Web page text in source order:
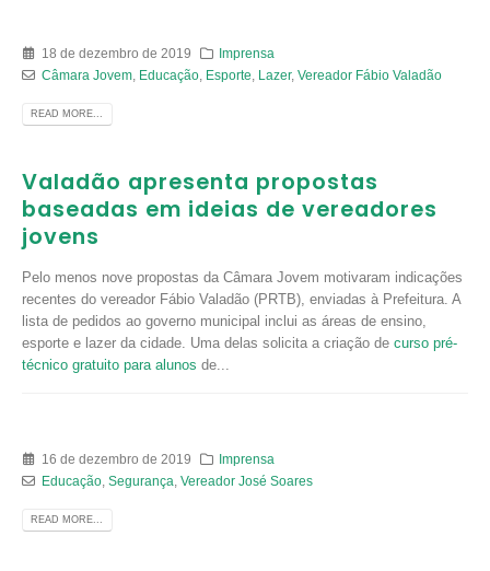
18 de dezembro de 2019
Imprensa
Câmara Jovem, Educação, Esporte Lazer, Vereador Fábio Valadão
READ MORE...
Valadão apresenta propostas
baseadas em ideias de vereadores
jovens
Pelo menos nove propostas da Câmara Jovem motivaram indicações
recentes do vereador Fábio Valadão (PRTB), enviadas à Prefeitura. A
lista de pedidos ao governo municipal inclui as áreas de ensino,
esporte e lazer da cidade. Uma delas solicita a criação de curso pré-
técnico gratuito para alunos de...
16 de dezembro de 2019
Imprensa
Educação, Segurança Vereador José Soares
READ MORE...